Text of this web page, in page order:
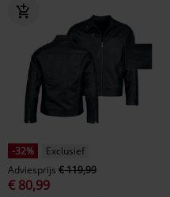
-32%
Exclusief
Adviesprijs € 119,99
€ 80,99